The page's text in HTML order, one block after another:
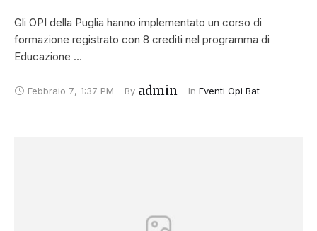
Gli OPI della Puglia hanno implementato un corso di
formazione registrato con 8 crediti nel programma di
Educazione …
Febbraio 7, 1:37 PM By admin In Eventi Opi Bat